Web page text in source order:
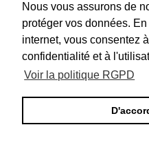
Nous vous assurons de
protéger vos données.
internet, vous consentez
confidentialité et à
Voir la politique RGPD